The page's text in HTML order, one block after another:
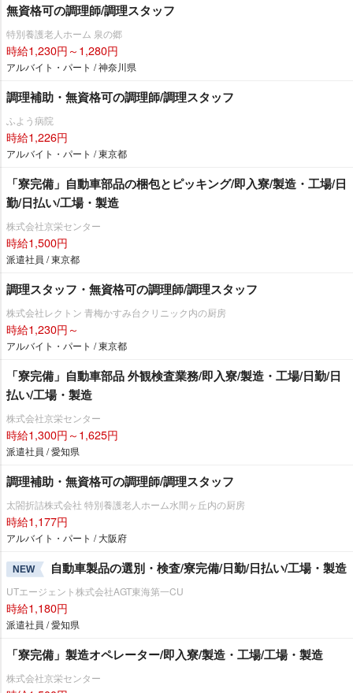
無資格可の調理師/調理スタッフ
特別養護老人ホーム 泉の郷
時給1,230円～1,280円
アルバイト・パート / 神奈川県
調理補助・無資格可の調理師/調理スタッフ
ふよう病院
時給1,226円
アルバイト・パート / 東京都
「寮完備」自動車部品の梱包とピッキング/即入寮/製造・工場/日
勤/日払い/工場・製造
株式会社京栄センター
時給1,500円
派遣社員 / 東京都
調理スタッフ・無資格可の調理師/調理スタッフ
株式会社レクトン 青梅かすみ台クリニック内の厨房
時給1,230円～
アルバイト・パート / 東京都
「寮完備」自動車部品 外観検査業務/即入寮/製造・工場/日勤/日
払い/工場・製造
株式会社京栄センター
時給1,300円～1,625円
派遣社員 / 愛知県
調理補助・無資格可の調理師/調理スタッフ
太閤折詰株式会社 特別養護老人ホーム水間ヶ丘内の厨房
時給1,177円
アルバイト・パート / 大阪府
NEW 自動車製品の選別・検査/寮完備/日勤/日払い/工場・製造
UTエージェント株式会社AGT東海第一CU
時給1,180円
派遣社員 / 愛知県
「寮完備」製造オペレーター/即入寮/製造・工場/工場・製造
株式会社京栄センター